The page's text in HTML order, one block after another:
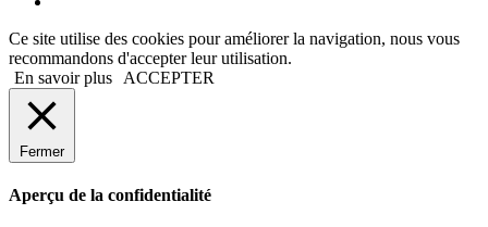
Ce site utilise des cookies pour améliorer la navigation, nous vous
recommandons d'accepter leur utilisation.
En savoir plus
ACCEPTER
Fermer
Aperçu de la confidentialité